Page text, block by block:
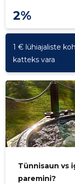
2%
1 € lühiajaliste
katteks vara
Tünnisaun vs
paremini?